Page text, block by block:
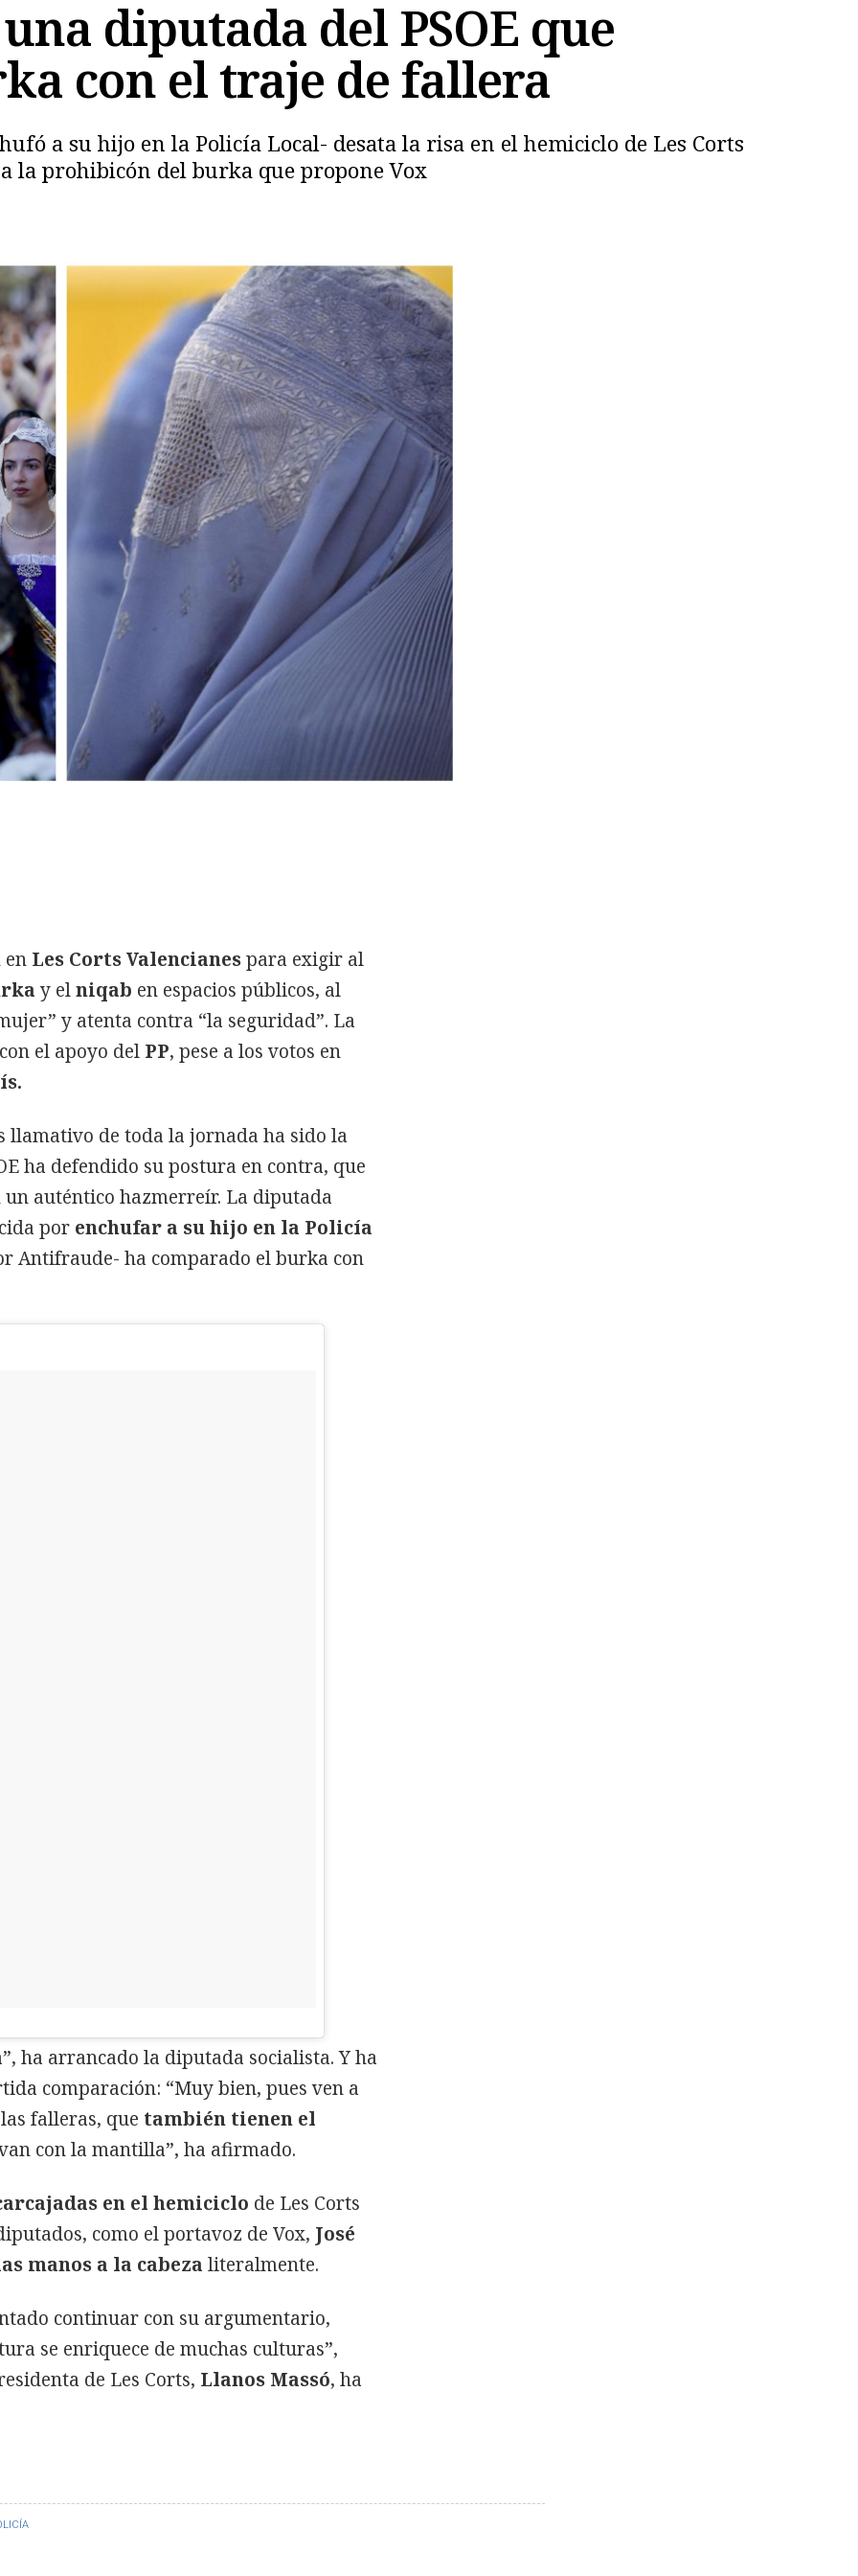
diputada del PSOE que
con el traje de fallera
a su hijo en la Policía Local- desata la risa en el hemiciclo de Les Corts
la prohibicón del burka que propone Vox
Copiar
en Les Corts Valencianespara exigir al
y elniqab en espacios públicos, al
y atenta contra “la seguridad”. La
el apoyo del PP, pese a los votos en
llamativo de toda la jornada ha sido la
ha defendido su postura en contra, que
auténtico hazmerreír. La diputada
por enchufar a su hijo en la Policía
Antifraude- ha comparado el burka con
ha arrancado la diputada socialista. Y ha
comparación: “Muy bien, pues ven a
falleras, que también tienen el
con la mantilla”, ha afirmado.
en el hemiciclo de Les Corts
como el portavoz de Vox, José
manos a la cabeza literalmente.
continuar con su argumentario,
se enriquece de muchas culturas”,
de Les Corts, Llanos Massó, ha